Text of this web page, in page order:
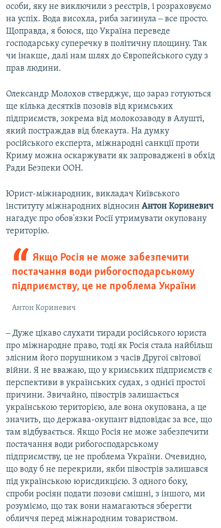
особи, яку не виключили з реєстрів, і розраховуємо
на успіх. Вода висохла, риба загинула ‒ все просто.
Щоправда, я боюся, що Україна переведе
господарську суперечку в політичну площину. Так
чи інакше, далі нам шлях до Європейського суду з
прав людини.
Олександр Молохов стверджує, що зараз готуються
ще кілька десятків позовів від кримських
підприємств, зокрема від молокозаводу в Алушті,
який постраждав від блекаута. На думку
російського експерта, міжнародні санкції проти
Криму можна оскаржувати як запроваджені в обхід
Ради Безпеки ООН.
Юрист-міжнародник, викладач Київського
інституту міжнародних відносин Антон Кориневич
нагадує про обов'язки Росії утримувати окуповану
територію.
Якщо Росія не може забезпечити
постачання води рибогосподарському
підприємству, це не проблема України
Антон Кориневич
‒ Дуже цікаво слухати тиради російського юриста
про міжнародне право, тоді як Росія стала найбільш
злісним його порушником з часів Другої світової
війни. Я не вважаю, що у кримських підприємств є
перспективи в українських судах, з однієї простої
причини. Звичайно, півострів залишається
українською територією, але вона окупована, а це
значить, що держава-окупант відповідає за все, що
там відбувається. Якщо Росія не може забезпечити
постачання води рибогосподарському
підприємству, це не проблема України. Очевидно,
що воду б не перекрили, якби півострів залишався
під українською юрисдикцією. З одного боку,
спроби росіян подати позови смішні, з іншого, ми
розуміємо, що так вони намагаються зберегти
обличчя перед міжнародним товариством.